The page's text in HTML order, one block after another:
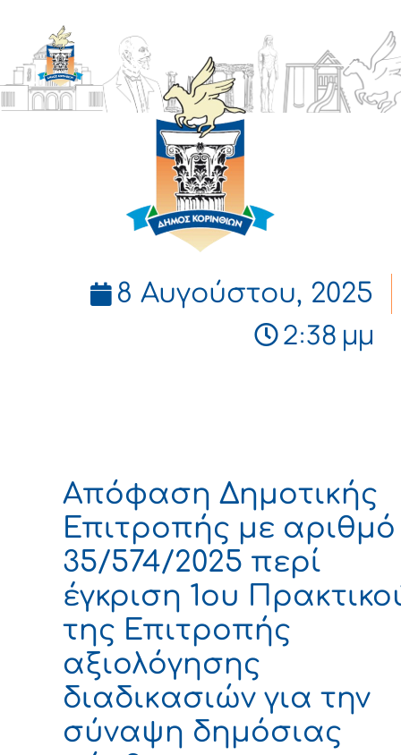
ΔΗΜΟΣ
ΚΟΡΙΝΘΙΩΝ
8 Αυγούστου, 2025
2:38 μμ
Απόφαση Δημοτικής
Επιτροπής με αριθμό
35/574/2025 περί
έγκριση 1ου
της Επιτροπής
αξιολόγησης
διαδικασιών για την
σύναψη δημόσιας